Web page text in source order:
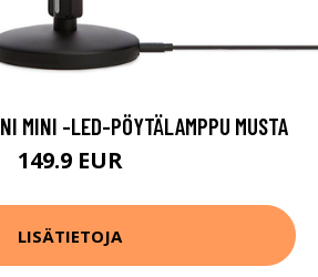
MINI -LED-PÖYTÄLAMPPU MUSTA
149.9 EUR
LISÄTIETOJA